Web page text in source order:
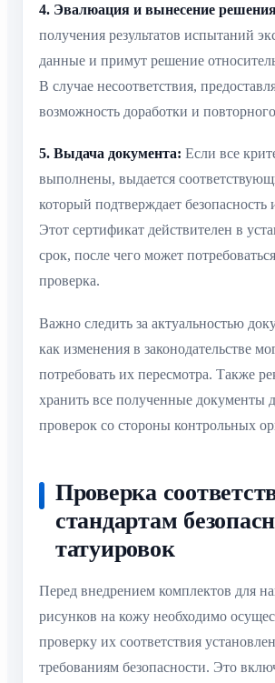
4. Эвалюация и вынесение
получения результатов испытаний
данные и примут решение
В случае несоответствия,
возможность доработки и
5. Выдача документа: Если все
выполнены, выдается
который подтверждает безопасность
Этот сертификат действителен в
срок, после чего может
проверка.
Важно следить за актуальностью
как изменения в законодательстве
потребовать их пересмотра. Также
хранить все полученные документы
проверок со стороны контрольных
Проверка
стандартам
татуировок
Перед внедрением комплектов для
рисунков на кожу необходимо
проверку их соответствия
требованиям безопасности. Это